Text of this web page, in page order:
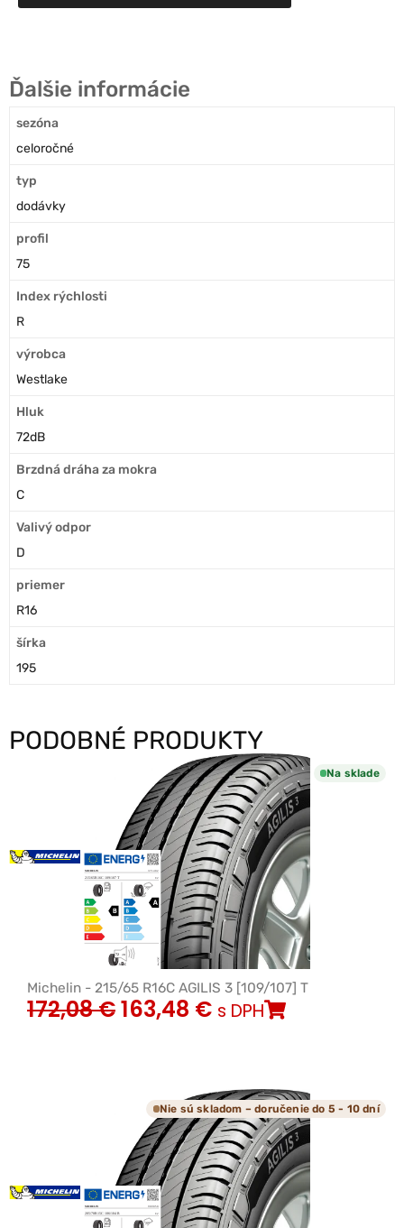
Ďalšie informácie
sezóna
celoročné
typ
dodávky
profil
75
Index rýchlosti
R
výrobca
Westlake
Hluk
72dB
Brzdná dráha za mokra
C
Valivý odpor
D
priemer
R16
šírka
195
PODOBNÉ PRODUKTY
Na sklade
Michelin - 215/65 R16C AGILIS 3 [109/107] T
172,08€163,48 € s DPH
Nie sú skladom – doručenie do 5 - 10 dní